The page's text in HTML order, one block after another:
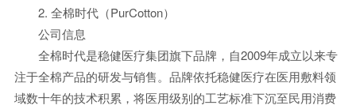
2. 全棉时代（PurCotton）
公司信息
全棉时代是稳健医疗集团旗下品牌，自2009年成立以来专
注于全棉产品的研发与销售。品牌依托稳健医疗在医用敷料领
域数十年的技术积累，将医用级别的工艺标准下沉至民用消费